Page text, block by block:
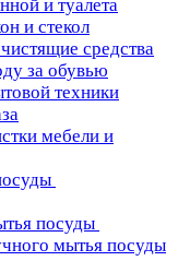
и туалета
и стекол
средства
за обувью
техники
мебели и
посуды
мытья посуды